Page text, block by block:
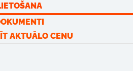
AKTUĀLO CENU